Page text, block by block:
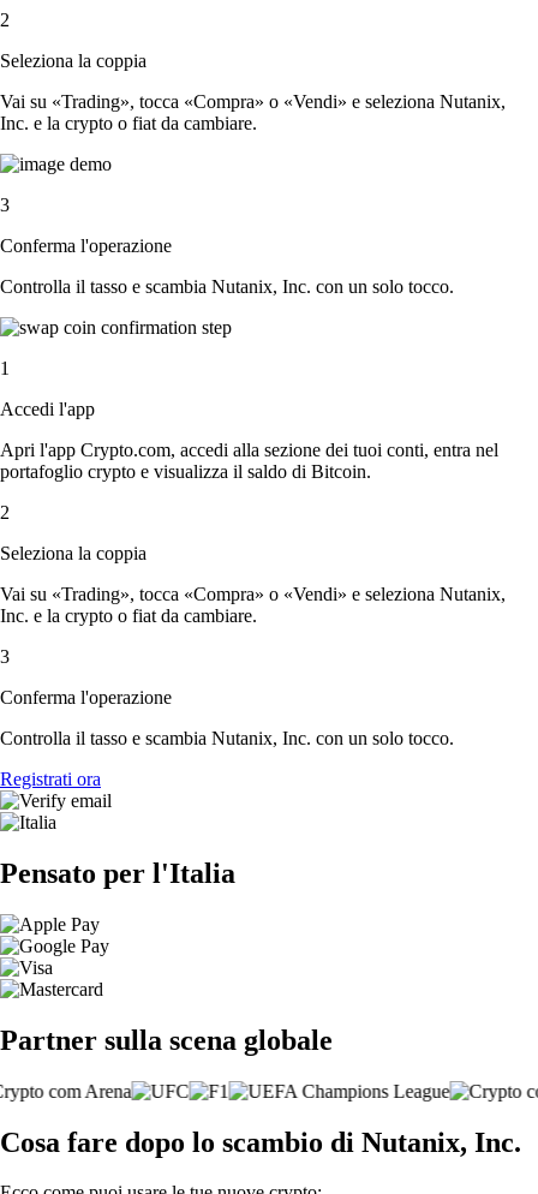
2
Seleziona la coppia
Vai su «Trading», tocca «Compra» o «Vendi» e seleziona Nutanix,
Inc. e la crypto o fiat da cambiare.
3
Conferma l'operazione
Controlla il tasso e scambia Nutanix, Inc. con un solo tocco.
1
Accedi l'app
Apri l'app Crypto.com, accedi alla sezione dei tuoi conti, entra nel
portafoglio crypto e visualizza il saldo di Bitcoin.
2
Seleziona la coppia
Vai su «Trading», tocca «Compra» o «Vendi» e seleziona Nutanix,
Inc. e la crypto o fiat da cambiare.
3
Conferma l'operazione
Controlla il tasso e scambia Nutanix, Inc. con un solo tocco.
Registrati ora
Pensato per l'Italia
Partner sulla scena globale
Cosa fare dopo lo scambio di Nutanix, Inc.